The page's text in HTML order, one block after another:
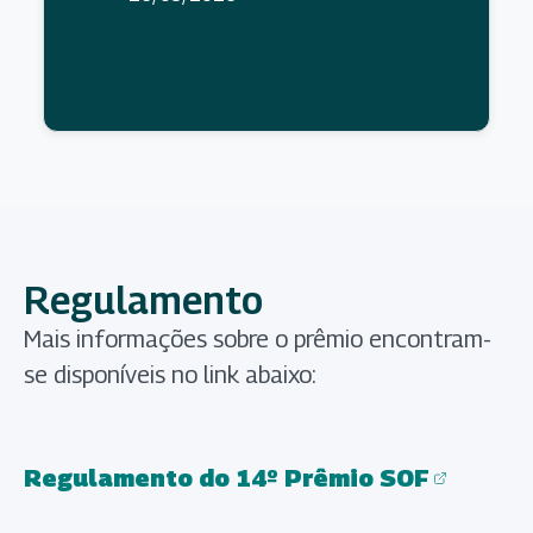
Regulamento
Mais informações sobre o prêmio encontram-
se disponíveis no link abaixo:
Regulamento do 14º Prêmio SOF
(abre em nova aba)
(abre em nova aba)
(abre em nova aba)
(abre em nova aba)
(abre em nova aba)
(abre em nova aba)
(abre em nova aba)
(abre em nova aba)
(abre em nova aba)